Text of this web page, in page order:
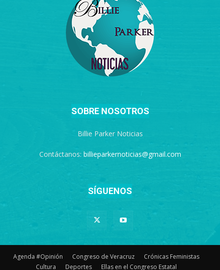
SOBRE NOSOTROS
Billie Parker Noticias
Contáctanos: billieparkernoticias@gmail.com
SÍGUENOS
Agenda #Opinión Congreso de Veracruz
Crónicas Feministas
Cultura
Deportes Ellas en el Congreso Estatal